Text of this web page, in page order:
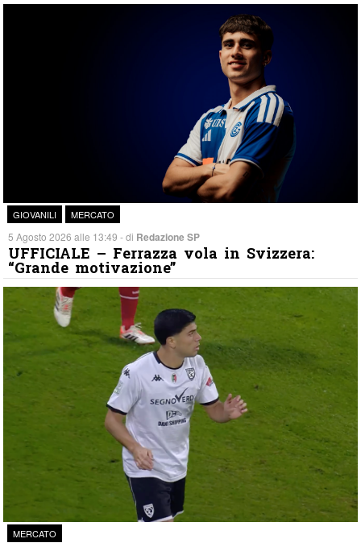
GIOVANILI MERCATO
5 Agosto 2026 alle 13:49 - di Redazione SP
UFFICIALE – Ferrazza vola in Svizzera:
“Grande motivazione”
MERCATO